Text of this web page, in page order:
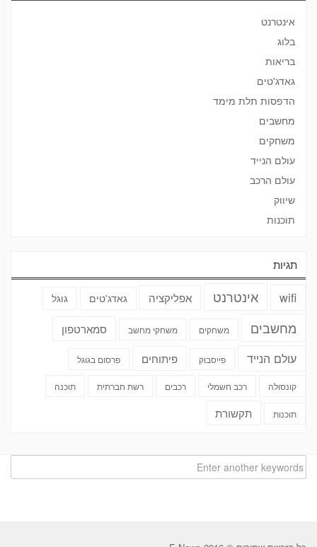
אינטרנט
בלוג
בריאות
גאדג'טים
הדפסות תלת מימד
מחשבים
משחקים
עולם הנייד
עולם הרכב
שיווק
תוכנות
תגיות
wifi אינטרנט אפליקציה גאדג'טים גוגל
מחשבים משחקים משחקי מחשב סמארטפון
עולם הנייד פייסבוק פיתוחים פרסום בגוגל
קונסולה רכב חשמלי רכבים רשת חברתית תוכנה
תוכנות תקשורת